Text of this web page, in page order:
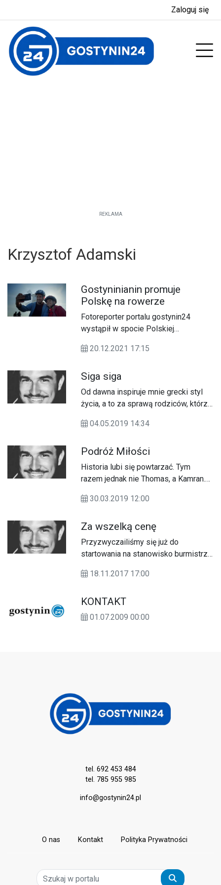
Zaloguj się
REKLAMA
Krzysztof Adamski
Gostyninianin promuje
Polskę na rowerze
Fotoreporter portalu gostynin24
wystąpił w spocie Polskiej
reklamującym krajowe szlaki
materiału.
20.12.2021 17:15
Siga siga
Od dawna inspiruje mnie grecki styl
życia, a to za sprawą rodziców, którzy
roku obchodzili srebrną - 25. rocznicę
04.05.2019 14:34
Podróż Miłości
Historia lubi się powtarzać. Tym
razem jednak nie Thomas, a Kamran.
do Indii, a do Iranu. Nie dla dzieci, a
30.03.2019 12:00
Za wszelką cenę
Przyzwyczailiśmy się już do
startowania na stanowisko burmistrza
Szyperską.&nbsp;Po dwóch
wyborach, liderka IdG postanowiła
wystartować po raz trzeci.
18.11.2017 17:00
KONTAKT
01.07.2009 00:00
tel. 692 453 484
tel. 785 955 985
info@gostynin24.pl
O nas Kontakt Polityka Prywatności